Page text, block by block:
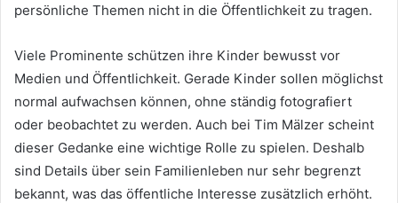
persönliche Themen nicht in die Öffentlichkeit zu tragen.
Viele Prominente schützen ihre Kinder bewusst vor
Medien und Öffentlichkeit. Gerade Kinder sollen möglichst
normal aufwachsen können, ohne ständig fotografiert
oder beobachtet zu werden. Auch bei Tim Mälzer scheint
dieser Gedanke eine wichtige Rolle zu spielen. Deshalb
sind Details über sein Familienleben nur sehr begrenzt
bekannt, was das öffentliche Interesse zusätzlich erhöht.